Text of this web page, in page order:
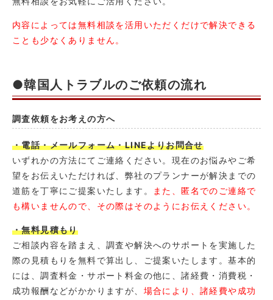
内容によっては無料相談を活用いただくだけで解決できる
ことも少なくありません。
●韓国人トラブルのご依頼の流れ
調査依頼をお考えの方へ
・電話・メールフォーム・LINEよりお問合せ
いずれかの方法にてご連絡ください。現在のお悩みやご希
望をお伝えいただければ、弊社のプランナーが解決までの
道筋を丁寧にご提案いたします。
また、匿名でのご連絡で
も構いませんので、その際はそのようにお伝えください。
・無料見積もり
ご相談内容を踏まえ、調査や解決へのサポートを実施した
際の見積もりを無料で算出し、ご提案いたします。基本的
には、調査料金・サポート料金の他に、諸経費・消費税・
成功報酬などがかかりますが、 場合により、諸経費や成功